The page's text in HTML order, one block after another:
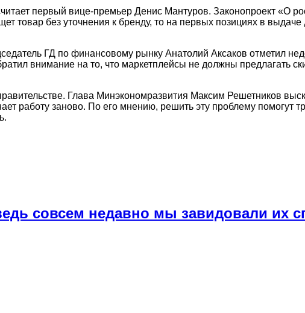
первый вице-премьер Денис Мантуров. Законопроект «О
товар без уточнения к бренду, то на первых позициях в
ГД по финансовому рынку Анатолий Аксаков отметил
внимание на то, что маркетплейсы не должны предлагать
Глава Минэкономразвития Максим Решетников
работу заново. По его мнению, решить эту проблему помогут
совсем недавно мы завидовали их